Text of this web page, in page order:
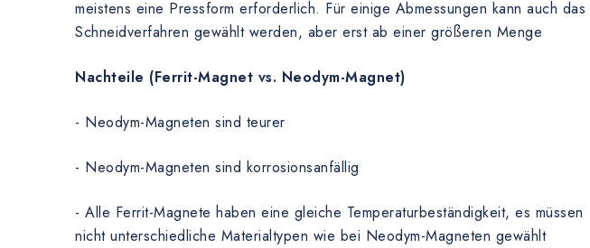
meistens eine Pressform erforderlich. Für einige Abmessungen kann auch das
Schneidverfahren gewählt werden, aber erst ab einer größeren Menge
Nachteile (Ferrit-Magnet vs. Neodym-Magnet)
- Neodym-Magneten sind teurer
- Neodym-Magneten sind korrosionsanfällig
- Alle Ferrit-Magnete haben eine gleiche Temperaturbeständigkeit, es müssen
nicht unterschiedliche Materialtypen wie bei Neodym-Magneten gewählt